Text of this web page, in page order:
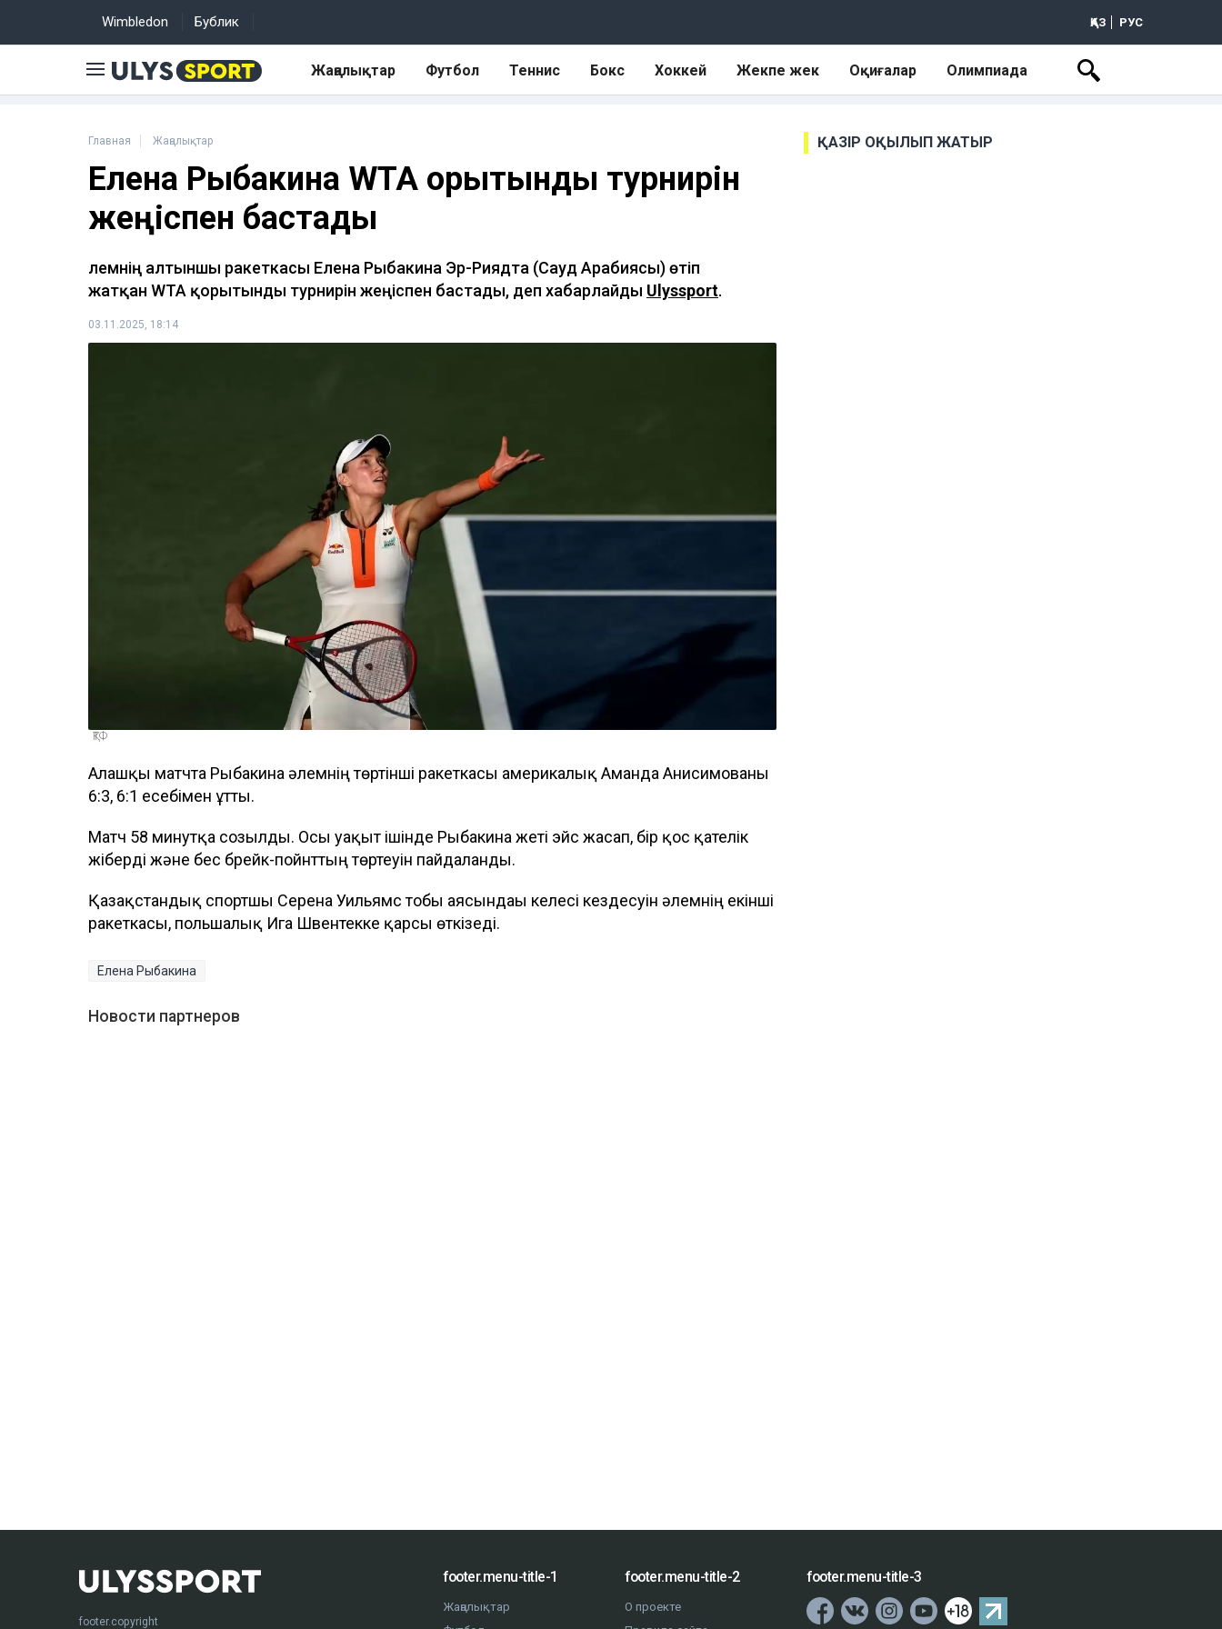
Wimbledon Бублик ҚАЗ РУС
Жаңалықтар Футбол Теннис Бокс Хоккей Жекпе жек Оқиғалар Олимпиада
Главная Жаңалықтар
Елена Рыбакина WTA қорытынды турнирін
жеңіспен бастады
Әлемнің алтыншы ракеткасы Елена Рыбакина Эр-Риядта (Сауд Арабиясы) өтіп
жатқан WTA қорытынды турнирін жеңіспен бастады, деп хабарлайды Ulyssport.
03.11.2025, 18:14
ҚТФ
Алғашқы матчта Рыбакина әлемнің төртінші ракеткасы америкалық Аманда Анисимованы
6:3, 6:1 есебімен ұтты.
Матч 58 минутқа созылды. Осы уақыт ішінде Рыбакина жеті эйс жасап, бір қос қателік
жіберді және бес брейк-пойнттың төртеуін пайдаланды.
Қазақстандық спортшы Серена Уильямс тобы аясындағы келесі кездесуін әлемнің екінші
ракеткасы, польшалық Ига Швентекке қарсы өткізеді.
Елена Рыбакина
Новости партнеров
ҚАЗІР ОҚЫЛЫП ЖАТЫР
footer.copyright
footer.menu-title-1
Жаңалықтар
footer.menu-title-2
О проекте
footer.menu-title-3